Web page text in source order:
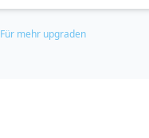
Für mehr upgraden